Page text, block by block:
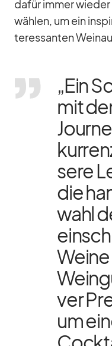
da­für im­mer
wäh­len, um ein
ter­es­san­ten
„Ein
mit
sere
die
wahl
ver
um